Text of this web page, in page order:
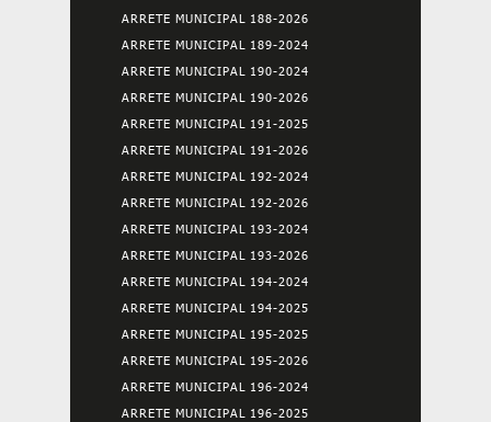
ARRETE MUNICIPAL 188-2026
ARRETE MUNICIPAL 189-2024
ARRETE MUNICIPAL 190-2024
ARRETE MUNICIPAL 190-2026
ARRETE MUNICIPAL 191-2025
ARRETE MUNICIPAL 191-2026
ARRETE MUNICIPAL 192-2024
ARRETE MUNICIPAL 192-2026
ARRETE MUNICIPAL 193-2024
ARRETE MUNICIPAL 193-2026
ARRETE MUNICIPAL 194-2024
ARRETE MUNICIPAL 194-2025
ARRETE MUNICIPAL 195-2025
ARRETE MUNICIPAL 195-2026
ARRETE MUNICIPAL 196-2024
ARRETE MUNICIPAL 196-2025